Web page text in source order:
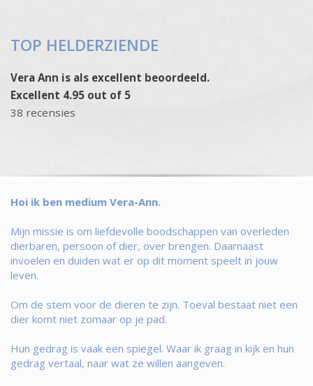
TOP HELDERZIENDE
Vera Ann is als excellent beoordeeld.
Excellent 4.95 out of 5
38 recensies
Hoi ik ben medium Vera-Ann.
Mijn missie is om liefdevolle boodschappen van overleden
dierbaren, persoon of dier, over brengen. Daarnaast
invoelen en duiden wat er op dit moment speelt in jouw
leven.
Om de stem voor de dieren te zijn. Toeval bestaat niet een
dier komt niet zomaar op je pad.
Hun gedrag is vaak een spiegel. Waar ik graag in kijk en hun
gedrag vertaal, naar wat ze willen aangeven.